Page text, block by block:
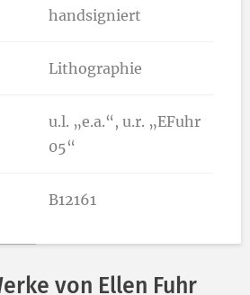
handsigniert
Lithographie
u.l. „e.a.“, u.r. „EFuhr
05“
B12161
von Ellen Fuhr